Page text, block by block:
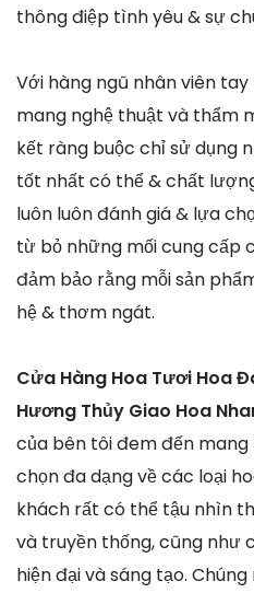
thông điệp tình yêu & sự
Với hàng ngũ nhân viên
mang nghệ thuật và thẩm
kết ràng buộc chỉ sử dụng
tốt nhất có thể & chất
luôn luôn đánh giá & lựa
từ bỏ những mối cung cấp
đảm bảo rằng mỗi sản
hệ & thơm ngát.
Cửa Hàng Hoa Tươi Hoa
Hương Thủy Giao Hoa
của bên tôi đem đến
chọn đa dạng về các loại
khách rất có thể tậu nhìn
và truyền thống, cũng như
hiện đại và sáng tạo.